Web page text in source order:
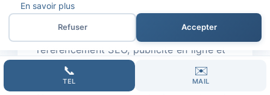
Notre équipe est composée de
passionnés, experts en création web,
référencement SEO, publicité en ligne et
gestion des réseaux sociaux.
📞
TEL
✉️
MAIL
En savoir plus
Refuser Accepter